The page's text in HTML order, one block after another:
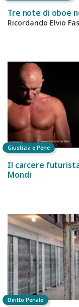
Tre note di oboe
Ricordando Elvio
Giustizia e Pene
Il carcere
Mondi
Diritto Penale